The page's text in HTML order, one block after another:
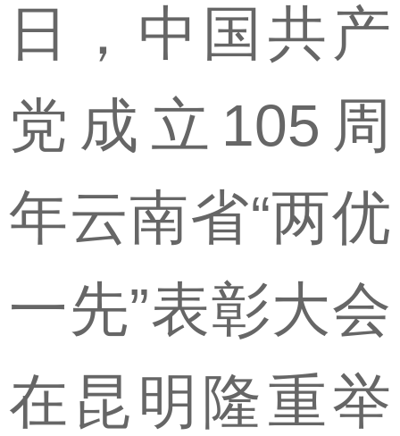
日，中国共产
党成立105周
年云南省“两优
一先”表彰大会
在昆明隆重举